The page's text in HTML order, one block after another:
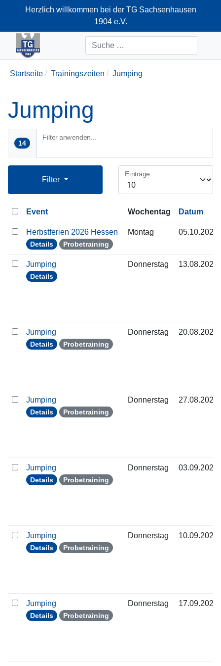
Herzlich willkommen bei der TG Sachsenhausen
1904 e.V.
+49-69-66374712
Suchen
Startseite Trainingszeiten Jumping
Jumping
14
Filter anwenden...
Filter
Einträge
Event Wochentag Datum
Herbstferien 2026 Hessen
Details Probetraining
Montag 05.10.2026
Jumping
Details
Donnerstag 13.08.2026
Jumping
Details Probetraining
Donnerstag 20.08.2026
Jumping
Details Probetraining
Donnerstag 27.08.2026
Jumping
Details Probetraining
Donnerstag 03.09.2026
Jumping
Details Probetraining
Donnerstag 10.09.2026
Jumping
Details Probetraining
Donnerstag 17.09.2026